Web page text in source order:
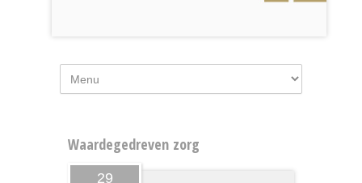
Waardegedreven zorg
29